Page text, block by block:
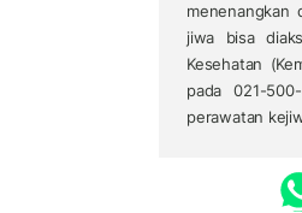
menenangkan
jiwa bisa
Kesehatan
pada 021-
perawatan